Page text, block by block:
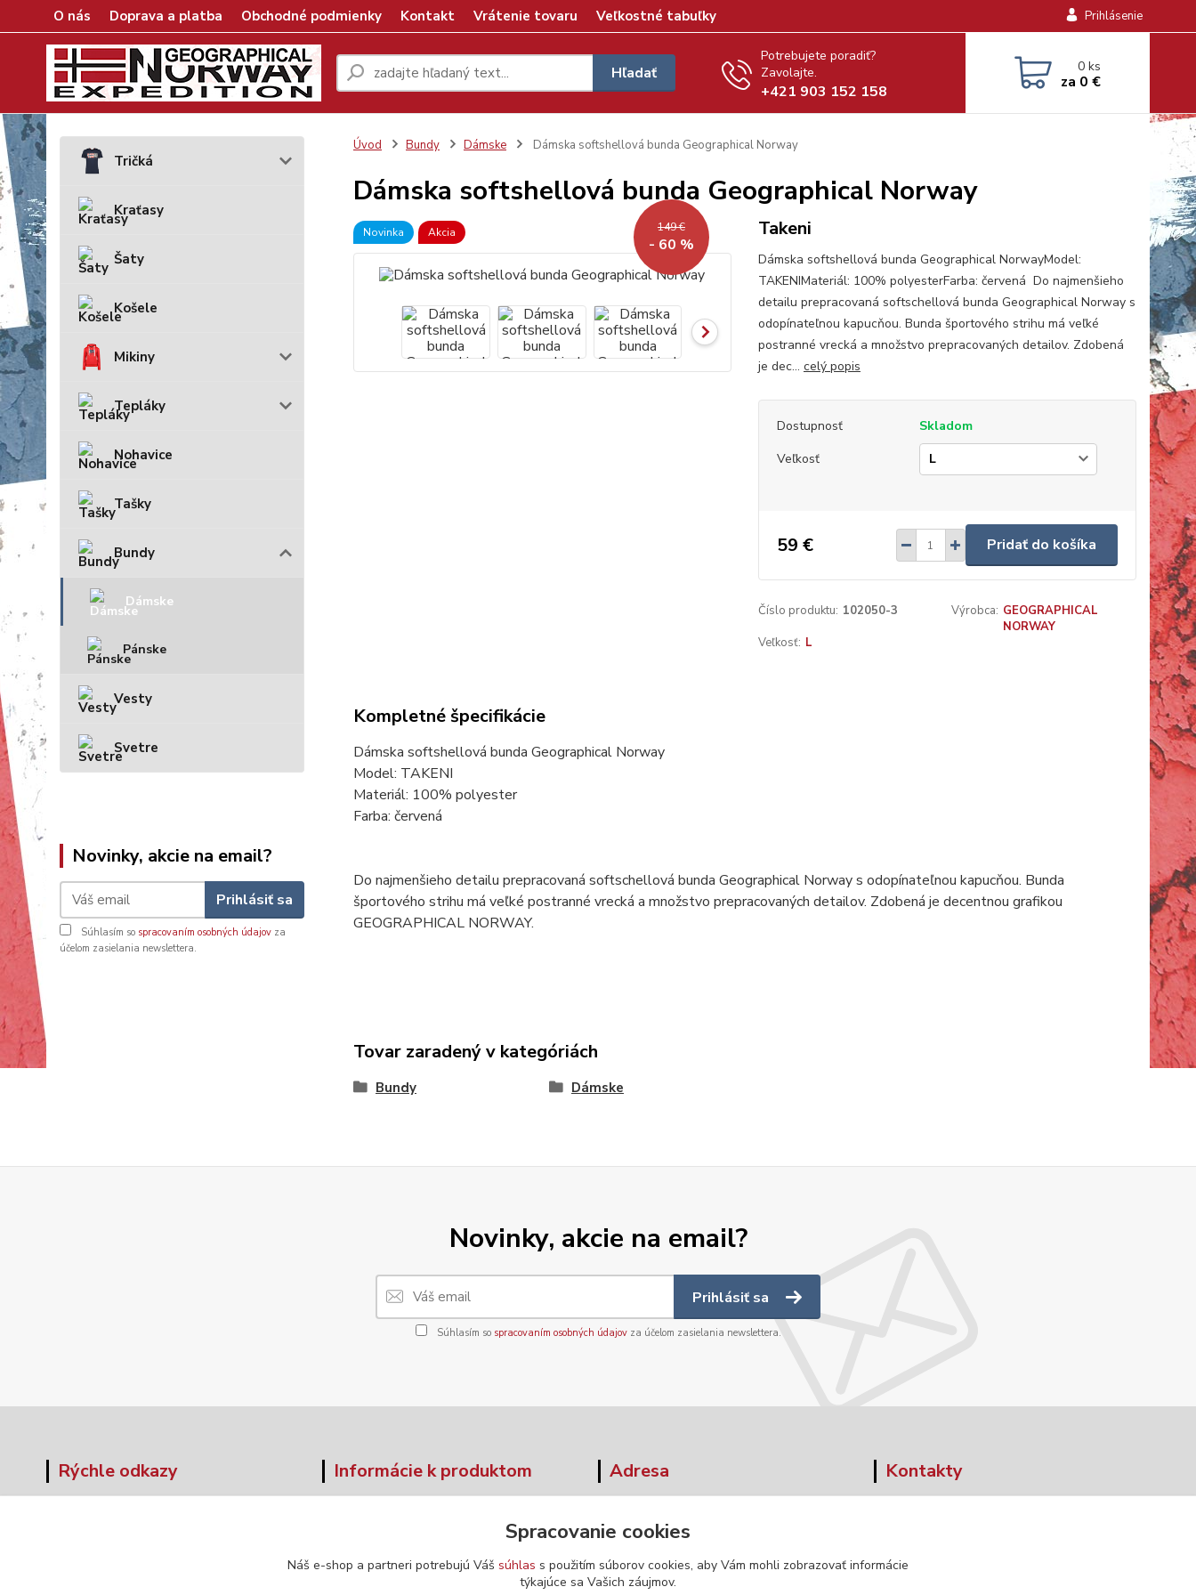
O nás Doprava a platba Obchodné podmienky Kontakt Vrátenie tovaru Veľkostné tabuľky Prihlásenie
Hľadať
Potrebujete poradiť?
Zavolajte.
+421 903 152 158
0ks
za 0 €
Tričká
Kraťasy
Šaty
Košele
Mikiny
Tepláky
Nohavice
Tašky
Bundy
Dámske
Pánske
Vesty
Svetre
Novinky, akcie na email?
Prihlásiť sa
Súhlasím so spracovaním osobných údajov za
účelom zasielania newslettera.
Úvod Bundy Dámske Dámska softshellová bunda Geographical Norway
Dámska softshellová bunda Geographical Norway
Novinka Akcia 149 €
- 60 %
Takeni
Dámska softshellová bunda Geographical NorwayModel:
TAKENIMateriál: 100% polyesterFarba: červená Do najmenšieho
detailu prepracovaná softschellová bunda Geographical Norway s
odopínateľnou kapucňou. Bunda športového strihu má veľké
postranné vrecká a množstvo prepracovaných detailov. Zdobená
je dec... celý popis
Dostupnosť
Skladom
Veľkosť
59 € Pridať do košíka
Číslo produktu: 102050-3 Výrobca: GEOGRAPHICAL
NORWAY
Veľkosť: L
Kompletné špecifikácie
Dámska softshellová bunda Geographical Norway
Model: TAKENI
Materiál: 100% polyester
Farba: červená
Do najmenšieho detailu prepracovaná softschellová bunda Geographical Norway s odopínateľnou kapucňou. Bunda
športového strihu má veľké postranné vrecká a množstvo prepracovaných detailov. Zdobená je decentnou grafikou
GEOGRAPHICAL NORWAY.
Tovar zaradený v kategóriách
Bundy Dámske
Novinky, akcie na email?
Prihlásiť sa
Súhlasím so spracovaním osobných údajovza účelom zasielania newslettera.
Rýchle odkazy Informácie k produktom Adresa
Banská Bystrica
974 04
Kontakty
info@norwaywear.sk
Spracovanie cookies
Náš e-shop a partneri potrebujú Váš súhlas s použitím súborov cookies, aby Vám mohli zobrazovať informácie
týkajúce sa Vašich záujmov.